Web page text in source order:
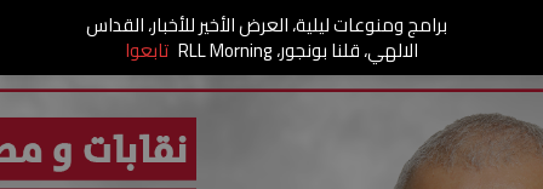
برامج ومنوعات ليلية، العرض الأخير للأخبار، القداس
الالهي، قلنا بونجور، RLL Morning تابعوا